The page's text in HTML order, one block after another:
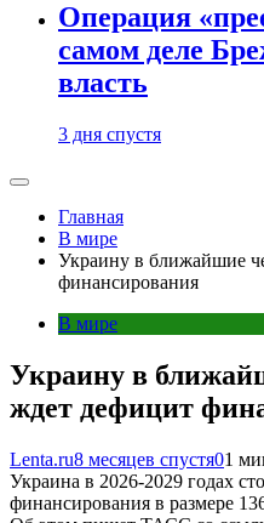
Операция
самом деле
власть
3 дня спустя
Главная
В мире
Украину в ближайшие
финансирования
В мире
Украину в
ждет дефицит
Lenta.ru8 месяцев спустя01
Украина в 2026-2029 годах
финансирования в размере